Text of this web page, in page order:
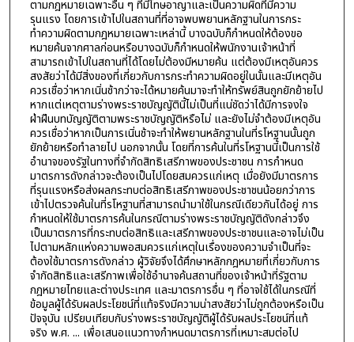
ตามกฎหมายเฉพาะอื่น ๆ ที่มีโทษอาญาและเป็นความผิดที่มีความ
รุนแรง โดยการเข้าไปในสถานที่ที่อาจพบพยานหลักฐานในการกระ
ทำความผิดตามกฎหมายเฉพาะเหล่านี้ บางฉบับก็กำหนดให้ต้องขอ
หมายค้นจากศาลก่อนหรือบางฉบับก็กำหนดให้พนักงานเจ้าหน้าที่
สามารถเข้าไปในสถานที่ได้โดยไม่ต้องมีหมายค้น แต่ต้องมีเหตุอันควร
สงสัยว่าได้มีสิ่งของที่เกี่ยวกับการกระทำความผิดอยู่ในนั้นและมีเหตุอัน
ควรเชื่อว่าหากเนิ่นช้ากว่าจะได้หมายค้นมาจะทำให้ทรัพย์สินถูกยักย้ายไป
หากแต่เหตุตามร่างพระราชบัญญัตินี้ไม่เป็นที่แน่ชัดว่าได้มีการจงใจ
ฝ่าฝืนบทบัญญัติตามพระราชบัญญัติหรือไม่ และยังไม่จำต้องมีเหตุอัน
ควรเชื่อว่าหากเป็นการเนิ่นช้าจะทำให้พยานหลักฐานในที่รโหฐานนั้นถูก
ยักย้ายหรือทำลายไป นอกจากนั้น โดยที่การค้นในที่รโหฐานนี้เป็นการใช้
อำนาจของรัฐในทางที่จำกัดสิทธิเสรีภาพของประชาชน การกำหนด
มาตรการดังกล่าวจะต้องเป็นไปโดยสมควรแก่เหตุ เมื่อยังมีมาตรการ
ที่รุนแรงหรือส่งผลกระทบต่อสิทธิเสรีภาพของประชาชนน้อยกว่าการ
เข้าไปตรวจค้นในที่รโหฐานที่สามารถนำมาใช้ในกรณีเดียวกันได้อยู่ การ
กำหนดให้ใช้มาตรการค้นในกรณีตามร่างพระราชบัญญัติดังกล่าวจึง
เป็นมาตรการที่กระทบต่อสิทธิและเสรีภาพของประชาชนและอาจไม่เป็น
ไปตามหลักแห่งความพอสมควรแก่เหตุในเรื่องของความจำเป็นที่จะ
ต้องใช้มาตรการดังกล่าว ผู้วิจัยจึงได้ศึกษาหลักกฎหมายที่เกี่ยวกับการ
จำกัดสิทธิและเสรีภาพเพื่อใช้อำนาจค้นสถานที่ของเจ้าหน้าที่รัฐตาม
กฎหมายไทยและต่างประเทศ และมาตรการอื่น ๆ ที่อาจใช้ได้ในกรณีที่
ข้อมูลผู้ได้รับผลประโยชน์ที่แท้จริงมีความน่าสงสัยว่าไม่ถูกต้องหรือเป็น
ปัจจุบัน เปรียบเทียบกับร่างพระราชบัญญัติผู้ได้รับผลประโยชน์ที่แท้
จริง พ.ศ. ... เพื่อเสนอแนวทางกำหนดมาตรการที่เหมาะสมต่อไป